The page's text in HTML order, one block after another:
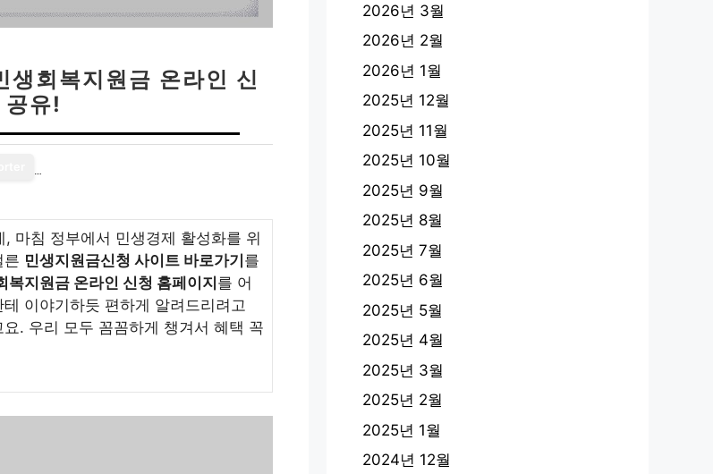
회복지원금 온라인 신
유!
마침 정부에서 민생경제 활성화를 위
른 민생지원금신청 사이트 바로가기 를
복지원금 온라인 신청 홈페이지 를 어
이야기하듯 편하게 알려드리려고
. 우리 모두 꼼꼼하게 챙겨서 혜택 꼭
2026년 3월
2026년 2월
2026년 1월
2025년 12월
2025년 11월
2025년 10월
2025년 9월
2025년 8월
2025년 7월
2025년 6월
2025년 5월
2025년 4월
2025년 3월
2025년 2월
2025년 1월
2024년 12월